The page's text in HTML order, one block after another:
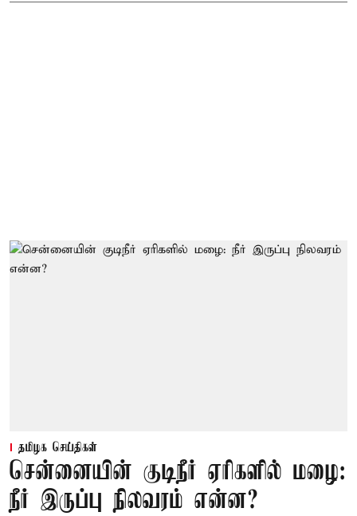
தமிழக செய்திகள்
சென்னையின் குடிநீர் ஏரிகளில் மழை:
நீர் இருப்பு நிலவரம் என்ன?